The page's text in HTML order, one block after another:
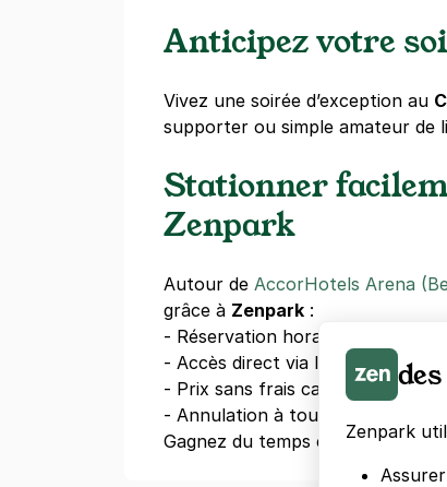
Anticipez votre
Vivez une soirée d’exception au
supporter ou simple amateur de
Stationner
Zenpark
Autour de AccorHotels Arena
grâce à Zenpark :
- Réservation horaire rapide
- Accès direct via l’app
- Prix sans frais cachés
- Annulation à tout moment
Gagnez du temps en
réservant
Zenpark